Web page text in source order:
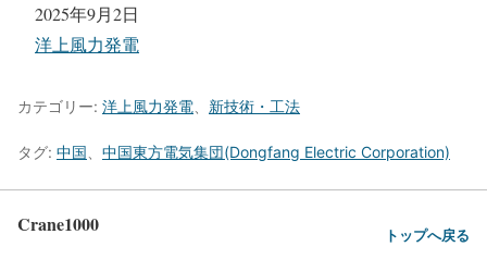
日付
2025年9月2日
関連理由
洋上風力発電
カテゴリー: 洋上風力発電 新技術・工法
タグ: 中国 中国東方電気集団(Dongfang Electric Corporation)
Crane1000 トップへ戻る